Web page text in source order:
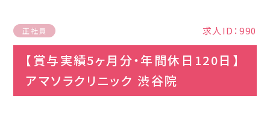
正社員 求人ID：990
【賞与実績5ヶ月分・年間休日120日】
アマソラクリニック 渋谷院